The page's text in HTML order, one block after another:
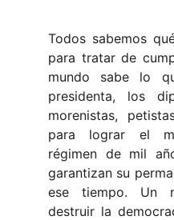
Todos sabemos
para tratar de
mundo sabe lo
presidenta, los
morenistas,
para lograr el
régimen de mil
garantizan su
ese tiempo. Un
destruir la